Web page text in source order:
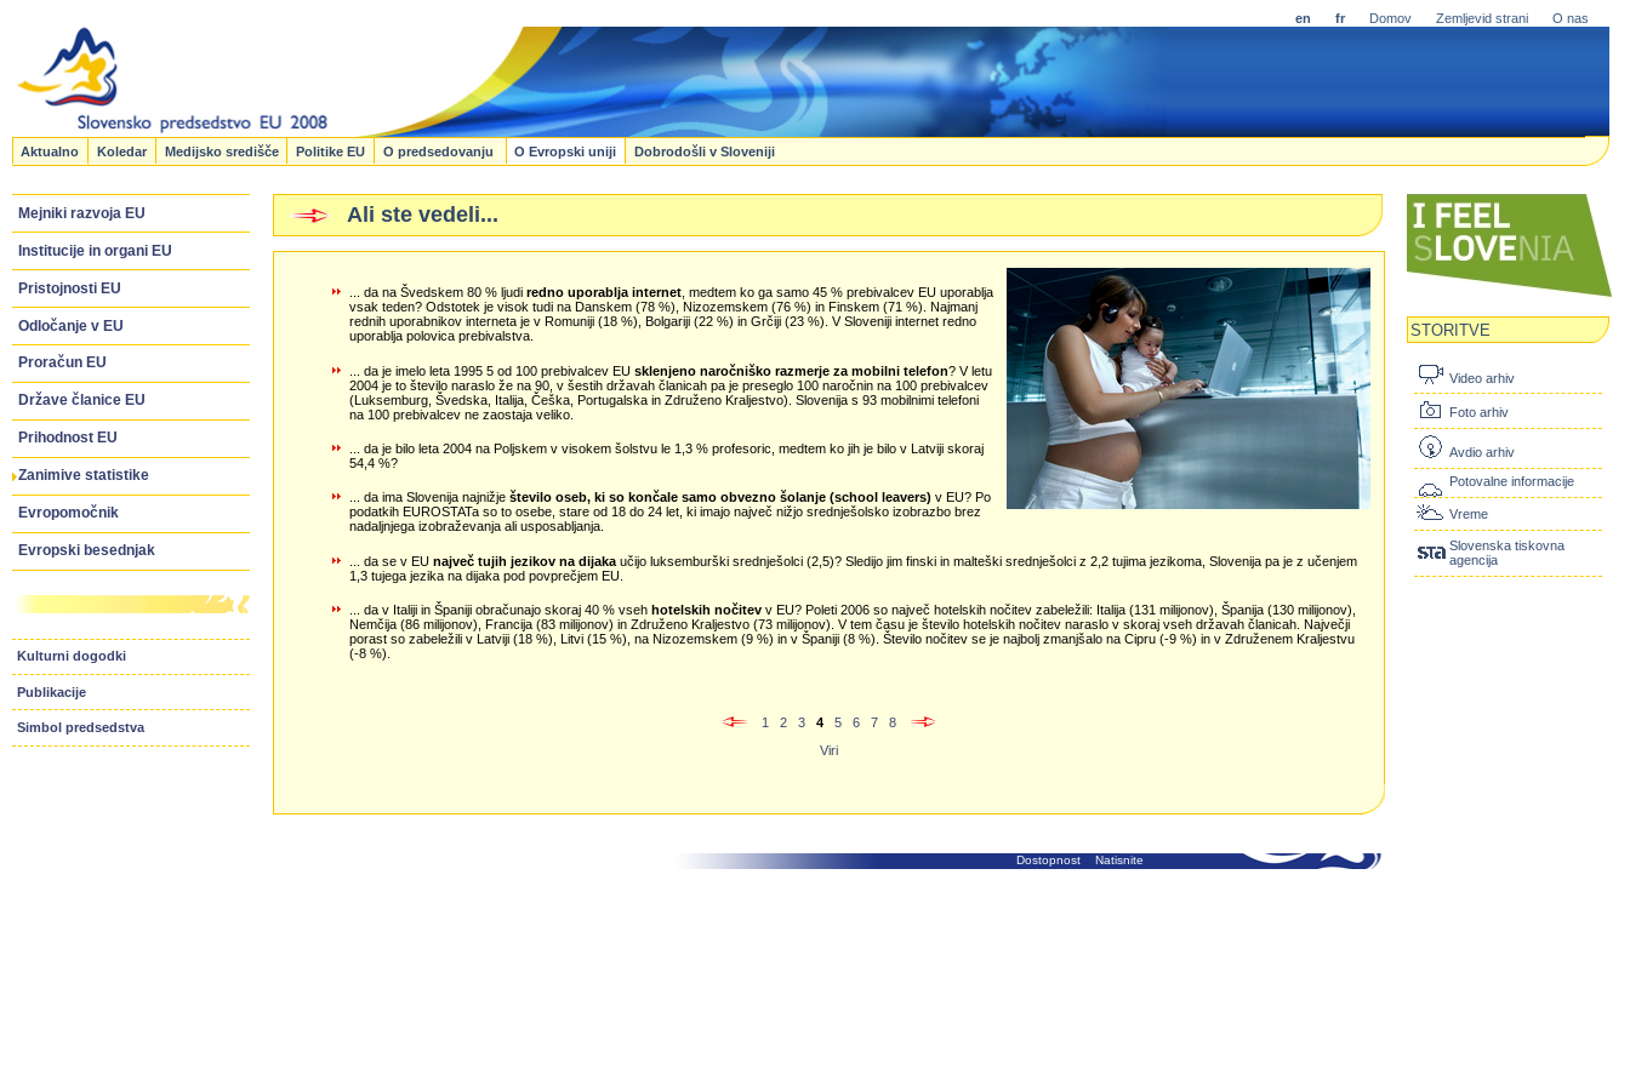
en fr Domov Zemljevid strani O nas
Aktualno Koledar Medijsko središče Politike EU O predsedovanju O Evropski uniji Dobrodošli v Sloveniji
Mejniki razvoja EU
Institucije in organi EU
Pristojnosti EU
Odločanje v EU
Proračun EU
Države članice EU
Prihodnost EU
Zanimive statistike
Evropomočnik
Evropski besednjak
Kulturni dogodki
Publikacije
Simbol predsedstva
STORITVE
Video arhiv
Foto arhiv
Avdio arhiv
Potovalne informacije
Vreme
Slovenska tiskovna
agencija
Ali ste vedeli...
... da na Švedskem 80 % ljudiredno uporablja internet , medtem ko ga samo 45 % prebivalcev EU uporablja
vsak teden? Odstotek je visok tudi na Danskem (78 %), Nizozemskem (76 %) in Finskem (71 %). Najmanj
rednih uporabnikov interneta je v Romuniji (18 %), Bolgariji (22 %) in Grčiji (23 %). V Sloveniji internet redno
uporablja polovica prebivalstva.
... da je imelo leta 1995 5 od 100 prebivalcev EUsklenjeno naročniško razmerje za mobilni telefon? V letu
2004 je to število naraslo že na 90, v šestih državah članicah pa je preseglo 100 naročnin na 100 prebivalcev
(Luksemburg, Švedska, Italija, Češka, Portugalska in Združeno Kraljestvo). Slovenija s 93 mobilnimi telefoni
na 100 prebivalcev ne zaostaja veliko.
... da je bilo leta 2004 na Poljskem v visokem šolstvu le 1,3 % profesoric, medtem ko jih je bilo v Latviji skoraj
54,4 %?
... da ima Slovenija najnižještevilo oseb, ki so končale samo obvezno šolanje (school leavers) v EU? Po
podatkih EUROSTATa so to osebe, stare od 18 do 24 let, ki imajo največ nižjo srednješolsko izobrazbo brez
nadaljnjega izobraževanja ali usposabljanja.
... da se v EUnajveč tujih jezikov na dijaka učijo luksemburški srednješolci (2,5)? Sledijo jim finski in malteški srednješolci z 2,2 tujima jezikoma, Slovenija pa je z učenjem
1,3 tujega jezika na dijaka pod povprečjem EU.
... da v Italiji in Španiji obračunajo skoraj 40 % vseh hotelskih nočitev v EU? Poleti 2006 so največ hotelskih nočitev zabeležili: Italija (131 milijonov), Španija (130 milijonov),
Nemčija (86 milijonov), Francija (83 milijonov) in Združeno Kraljestvo (73 milijonov). V tem času je število hotelskih nočitev naraslo v skoraj vseh državah članicah. Največji
porast so zabeležili v Latviji (18 %), Litvi (15 %), na Nizozemskem (9 %) in v Španiji (8 %). Število nočitev se je najbolj zmanjšalo na Cipru (-9 %) in v Združenem Kraljestvu
(-8 %).
1 2 3 4 5 6 7
8
Viri
Dostopnost Natisnite